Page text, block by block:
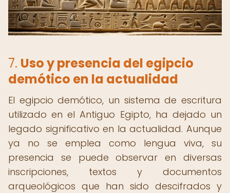
7. Uso y presencia del egipcio
demótico en la actualidad
El egipcio demótico, un sistema de escritura
utilizado en el Antiguo Egipto, ha dejado un
legado significativo en la actualidad. Aunque
ya no se emplea como lengua viva, su
presencia se puede observar en diversas
inscripciones, textos y documentos
arqueológicos que han sido descifrados y